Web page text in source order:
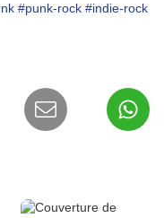
#punk-rock #indie-rock